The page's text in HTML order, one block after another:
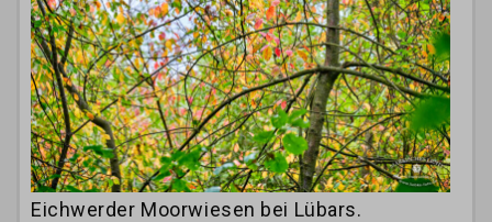
Eichwerder Moorwiesen bei Lübars.